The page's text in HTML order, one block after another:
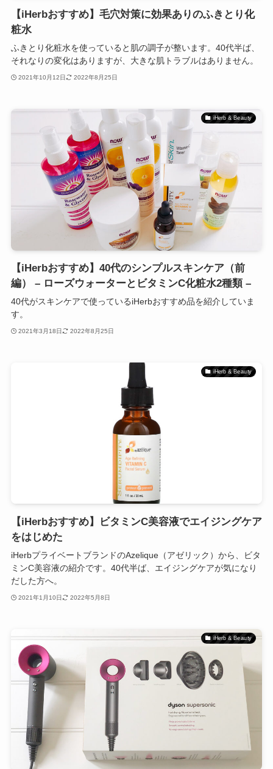
【iHerbおすすめ】毛穴対策に効果ありのふきとり化
粧水
ふきとり化粧水を使っていると肌の調子が整います。40代半ば、
それなりの変化はありますが、大きな肌トラブルはありません。
2021年10月12日 2022年8月25日
iHerb & Beauty
【iHerbおすすめ】40代のシンプルスキンケア（前
編） – ローズウォーターとビタミンC化粧水2種類 –
40代がスキンケアで使っているiHerbおすすめ品を紹介していま
す。
2021年3月18日 2022年8月25日
iHerb & Beauty
【iHerbおすすめ】ビタミンC美容液でエイジングケア
をはじめた
iHerbプライベートブランドのAzelique（アゼリック）から、ビタ
ミンC美容液の紹介です。40代半ば、エイジングケアが気になり
だした方へ。
2021年1月10日 2022年5月8日
iHerb & Beauty